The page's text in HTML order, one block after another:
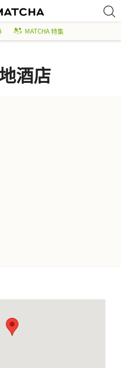
MATCHA 特集
酒店